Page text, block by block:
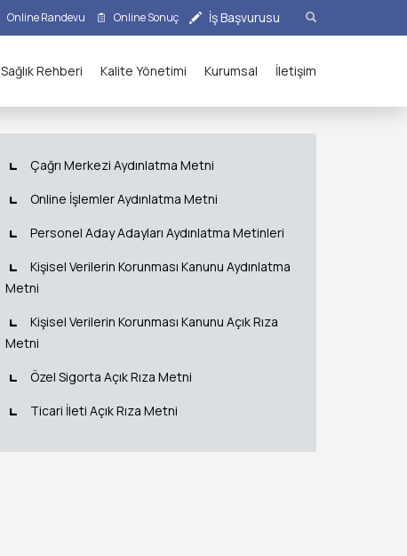
Online Randevu Online Sonuç İş Başvurusu
Sağlık Rehberi Kalite Yönetimi Kurumsal İletişim
Çağrı Merkezi Aydınlatma Metni
Online İşlemler Aydınlatma Metni
Personel Aday Adayları Aydınlatma Metinleri
Kişisel Verilerin Korunması Kanunu Aydınlatma
Metni
Kişisel Verilerin Korunması Kanunu Açık Rıza
Metni
Özel Sigorta Açık Rıza Metni
Ticari İleti Açık Rıza Metni